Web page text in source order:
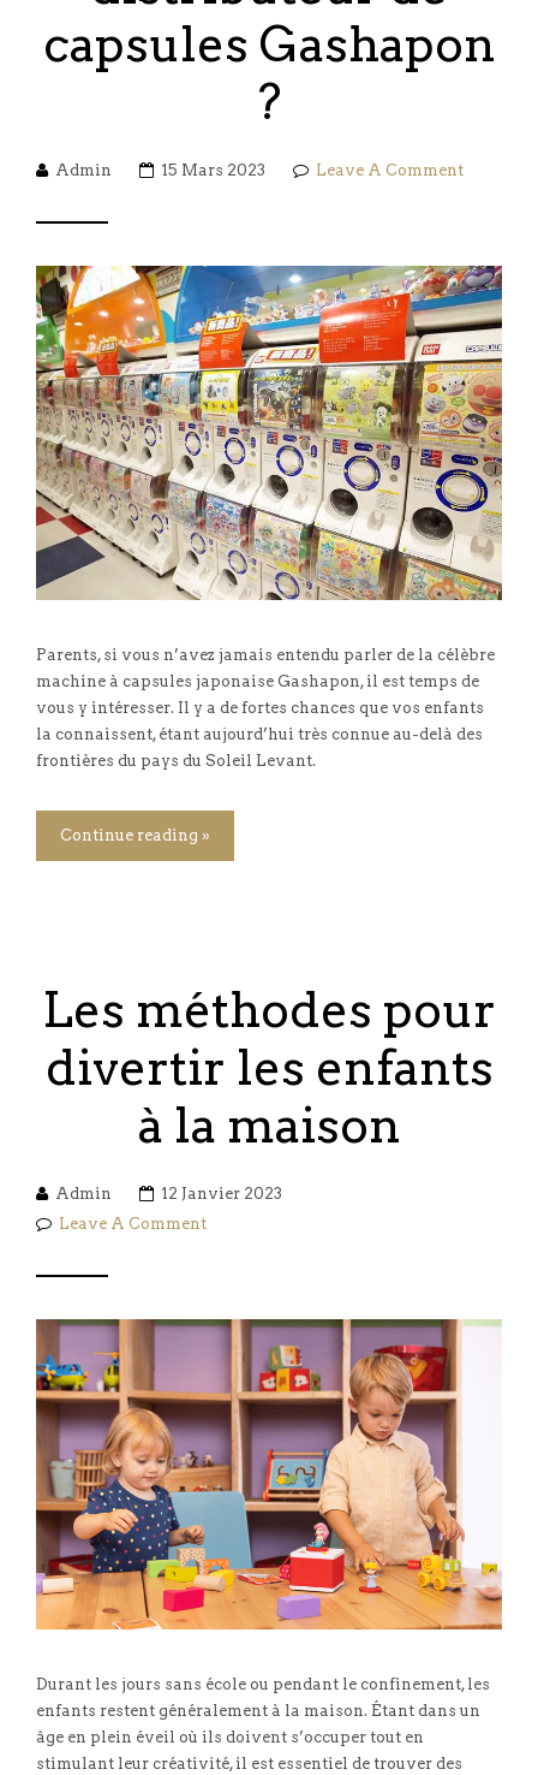
capsules Gashapon
?
Admin 15 Mars 2023 Leave A Comment
Parents, si vous n’avez jamais entendu parler de la célèbre
machine à capsules japonaise Gashapon, il est temps de
vous y intéresser. Il y a de fortes chances que vos enfants
la connaissent, étant aujourd’hui très connue au-delà des
frontières du pays du Soleil Levant.
Continue reading »
Les méthodes pour
divertir les enfants
à la maison
Admin
12 Janvier 2023
Leave A Comment
Durant les jours sans école ou pendant le confinement, les
enfants restent généralement à la maison. Étant dans un
âge en plein éveil où ils doivent s’occuper tout en
stimulant leur créativité, il est essentiel de trouver des